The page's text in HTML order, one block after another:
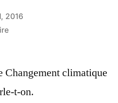
2016
sur
pour
valorisation
Changement climatique
t-on.